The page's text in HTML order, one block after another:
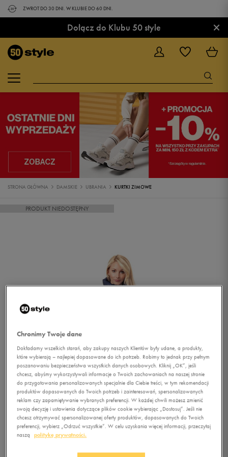
ZWROT DO 30 DNI. W KLUBIE DO 60 DNI.
Dołącz do Klubu 50 style ×
STRONA GŁÓWNA DAMSKIE UBRANIA KURTKI ZIMOWE
PRODUKT NIEDOSTĘPNY
1/5
Chronimy Twoje dane
Dokładamy wszelkich starań, aby zakupy naszych Klientów były udane, a produkty,
które wybierają – najlepiej dopasowane do ich potrzeb. Robimy to jednak przy pełnym
poszanowaniu bezpieczeństwa wszystkich danych osobowych. Kliknij „OK”, jeśli
chcesz, abyśmy wykorzystywali informacje o Twoich zachowaniach na naszej stronie
do przygotowania personalizowanych specjalnie dla Ciebie treści, w tym rekomendacji
produktów dopasowanych do Twoich potrzeb i zainteresowań, spersonalizowanych
reklam czy zapamiętywanie wybranych preferencji. W każdej chwili możesz zmienić
swoją decyzję i ustawienia dotyczące plików cookie wybierając „Dostosuj”. Jeśli nie
chcesz otrzymywać spersonalizowanej oferty produktów, dopasowanych do Twoich
preferencji, wybierz „Odrzuć wszystkie”. W celu uzyskania więcej informacji, przeczytaj
naszą
politykę prywatności.